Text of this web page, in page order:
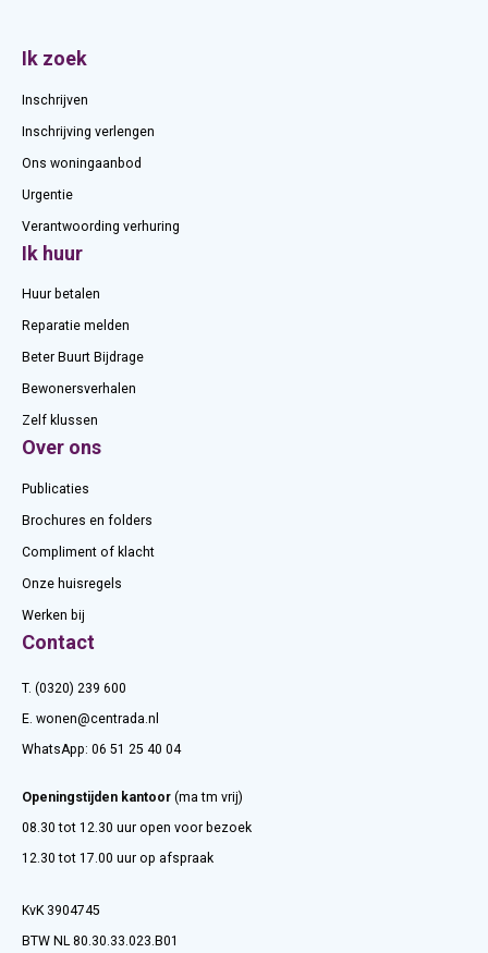
Contactinformatie
Ik zoek
Inschrijven
Inschrijving verlengen
Ons woningaanbod
Urgentie
Verantwoording verhuring
Ik huur
Huur betalen
Reparatie melden
Beter Buurt Bijdrage
Bewonersverhalen
Zelf klussen
Over ons
Publicaties
Brochures en folders
Compliment of klacht
Onze huisregels
Werken bij
Contact
T. (0320) 239 600
E. wonen@centrada.nl
WhatsApp: 06 51 25 40 04
Openingstijden kantoor (ma tm vrij)
08.30 tot 12.30 uur open voor bezoek
12.30 tot 17.00 uur op afspraak
KvK 3904745
BTW NL 80.30.33.023.B01